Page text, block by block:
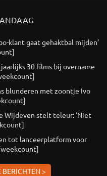
klant gaat gehaktbal mijden’
30 films bij overname
blunderen met zoontje Ivo
Wijdeven stelt teleur: ‘Niet
tot lanceerplatform voor
BERICHTEN >